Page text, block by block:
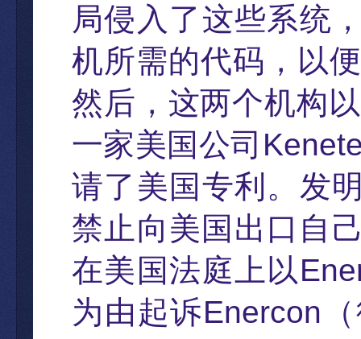
局侵入了这些系统
机所需的代码 ， 以
然后 ， 这两个机构
一家美国公司
请了美国专利。发
禁止向美国出口自
在美国法庭上以
为由起诉Enercon （